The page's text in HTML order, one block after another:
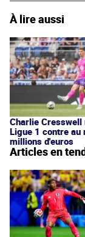
À lire aussi
Charlie Cresswell
Ligue 1 contre au
millions d'euros
Articles en